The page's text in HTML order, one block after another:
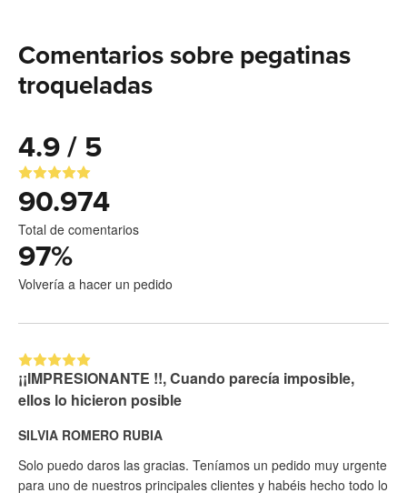
Comentarios sobre pegatinas
troqueladas
4.9 / 5
90.974
Total de comentarios
97%
Volvería a hacer un pedido
¡¡IMPRESIONANTE !!, Cuando parecía imposible,
ellos lo hicieron posible
SILVIA ROMERO RUBIA
Solo puedo daros las gracias. Teníamos un pedido muy urgente
para uno de nuestros principales clientes y habéis hecho todo lo